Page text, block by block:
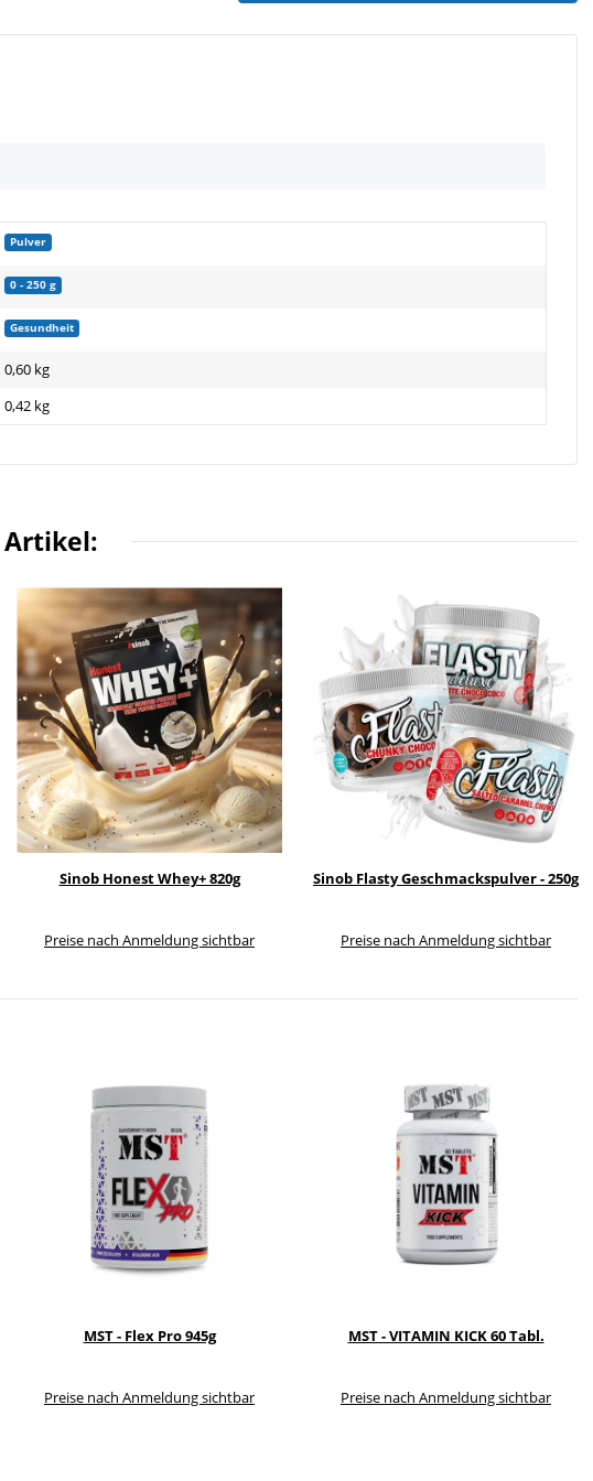
Pulver
0 - 250 g
Gesundheit
0,60 kg
0,42 kg
Artikel:
Sinob Honest Whey+ 820g
Preise nach Anmeldung sichtbar
Sinob Flasty Geschmackspulver - 250g
Preise nach Anmeldung sichtbar
MST - Flex Pro 945g
Preise nach Anmeldung sichtbar
MST - VITAMIN KICK 60 Tabl.
Preise nach Anmeldung sichtbar